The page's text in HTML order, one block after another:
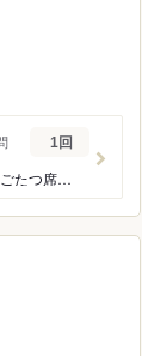
子連れで来店し、サラリーマンや若い人たちがいっぱいでめっちゃ見られた。笑 ちょっと場違いだった（笑） 掘りごたつ席があったのはよかったし、味も美味しかった！お酒がめっちゃ安くて友達とまた来たいお店。
1回